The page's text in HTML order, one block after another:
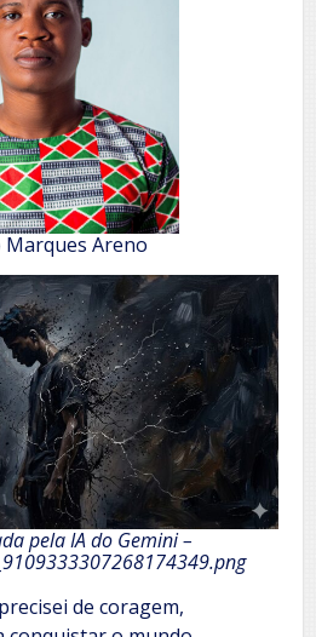
Areno
pela IA do Gemini –
de coragem,